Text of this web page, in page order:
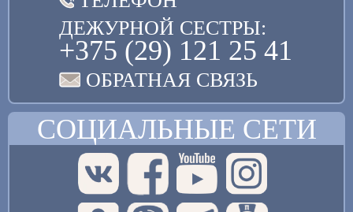
ДЕЖУРНОЙ СЕСТРЫ:
+375 (29) 121 25 41
ОБРАТНАЯ СВЯЗЬ
СОЦИАЛЬНЫЕ СЕТИ